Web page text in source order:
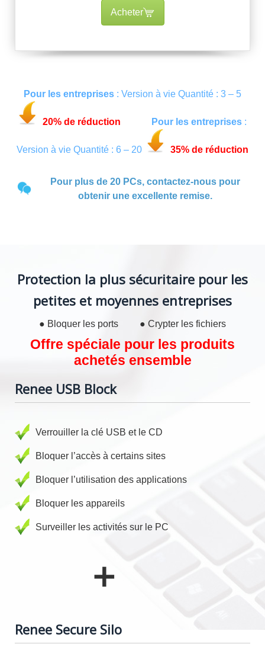
Acheter
Pour les entreprises : Version à vie Quantité : 3 – 5
20% de réduction Pour les entreprises:
Version à vie Quantité : 6 – 20 35% de réduction
Pour plus de 20 PCs, contactez-nous pour
obtenir une excellente remise.
Protection la plus sécuritaire pour les
petites et moyennes entreprises
● Bloquer les ports ● Crypter les fichiers
Offre spéciale pour les produits
achetés ensemble
Renee USB Block
Verrouiller la clé USB et le CD
Bloquer l’accès à certains sites
Bloquer l’utilisation des applications
Bloquer les appareils
Surveiller les activités sur le PC
＋
Renee Secure Silo